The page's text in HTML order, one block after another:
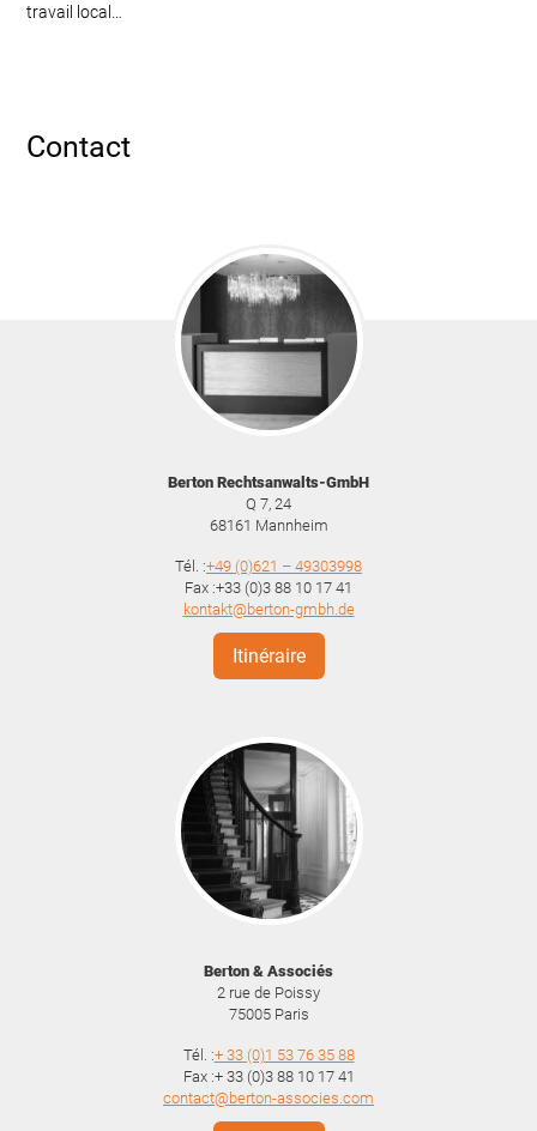
travail local…
Contact
Berton Rechtsanwalts-GmbH
Q 7, 24
68161 Mannheim
Tél. :+49 (0)621 – 49303998
Fax :+33 (0)3 88 10 17 41
kontakt@berton-gmbh.de
Itinéraire
Berton & Associés
2 rue de Poissy
75005 Paris
Tél. :+ 33 (0)1 53 76 35 88
Fax :+ 33 (0)3 88 10 17 41
contact@berton-associes.com